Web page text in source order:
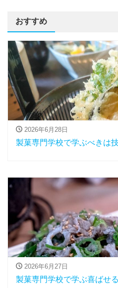
おすすめ
2026年6月28日
製菓専門学校で学ぶべきは
2026年6月27日
製菓専門学校で学ぶ喜ばせ